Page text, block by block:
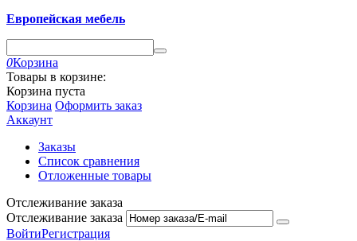
Европейская мебель
0Корзина
Товары в корзине:
Корзина пуста
Корзина Оформить заказ
Аккаунт
Заказы
Список сравнения
Отложенные товары
Отслеживание заказа
Отслеживание заказа
ВойтиРегистрация